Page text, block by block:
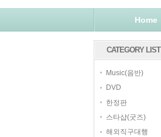
Home
CATEGORY LIST
Music(음반)
DVD
한정판
스타샵(굿즈)
해외직구대행